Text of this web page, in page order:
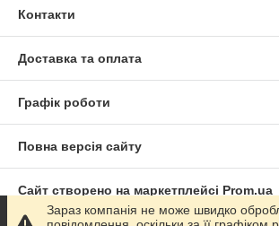
Контакти
Доставка та оплата
Графік роботи
Повна версія сайту
Сайт створено на маркетплейсі Prom.ua
Зараз компанія не може швидко